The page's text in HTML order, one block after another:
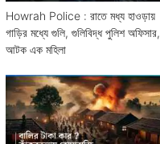
Howrah Police : রাতে মধ্য হাওড়ায়
গাড়ির মধ্যে গুলি, গুলিবিদ্ধ পুলিশ অফিসার,
আটক এক মহিলা